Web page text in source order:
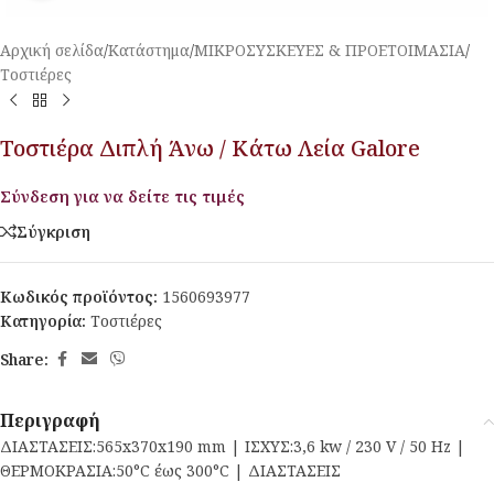
Αρχική σελίδα/Κατάστημα/ΜΙΚΡΟΣΥΣΚΕΥΕΣ & ΠΡΟΕΤΟΙΜΑΣΙΑ/
Τοστιέρες
Τοστιέρα Διπλή Άνω / Κάτω Λεία Galore
Σύνδεση για να δείτε τις τιμές
Σύγκριση
Κωδικός προϊόντος: 1560693977
Κατηγορία: Τοστιέρες
Share:
Περιγραφή
ΔΙΑΣΤΑΣΕΙΣ:565x370x190 mm | ΙΣΧΥΣ:3,6 kw / 230 V / 50 Hz |
ΘΕΡΜΟΚΡΑΣΙΑ:50°C έως 300°C | ΔΙΑΣΤΑΣΕΙΣ